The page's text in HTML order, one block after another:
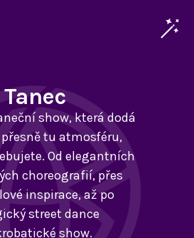
Tanec
show, která dodá
tu atmosféru,
Od elegantních
choreografií, přes
inspirace, až po
street dance
show.